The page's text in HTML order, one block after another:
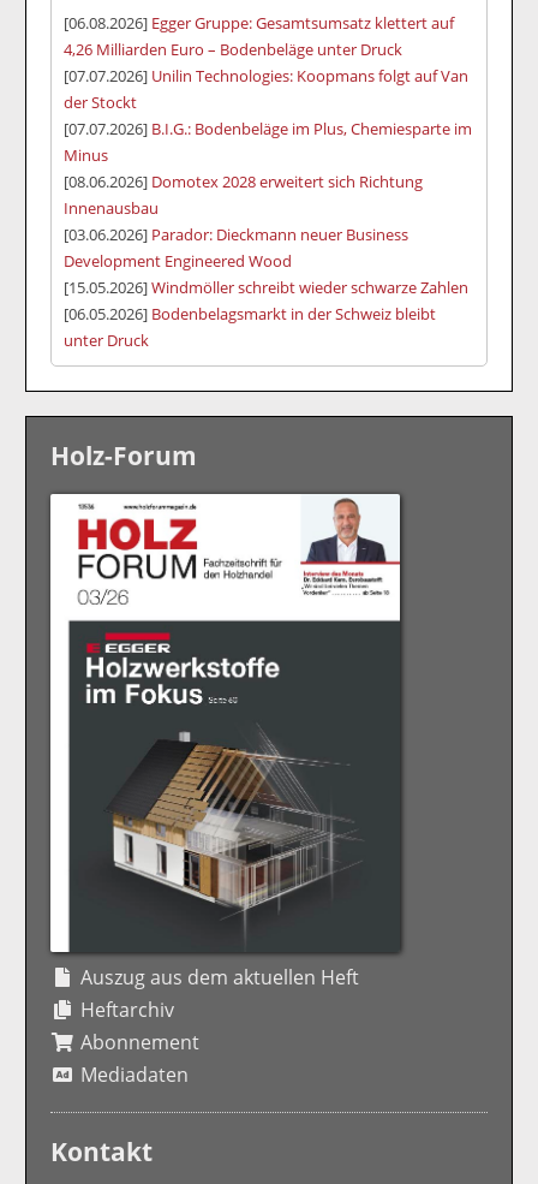
[06.08.2026] Egger Gruppe: Gesamtsumsatz klettert auf
4,26 Milliarden Euro – Bodenbeläge unter Druck
[07.07.2026] Unilin Technologies: Koopmans folgt auf Van
der Stockt
[07.07.2026] B.I.G.: Bodenbeläge im Plus, Chemiesparte im
Minus
[08.06.2026] Domotex 2028 erweitert sich Richtung
Innenausbau
[03.06.2026] Parador: Dieckmann neuer Business
Development Engineered Wood
[15.05.2026]Windmöller schreibt wieder schwarze Zahlen
[06.05.2026] Bodenbelagsmarkt in der Schweiz bleibt
unter Druck
Holz-Forum
Auszug aus dem aktuellen Heft
Heftarchiv
Abonnement
Mediadaten
Kontakt